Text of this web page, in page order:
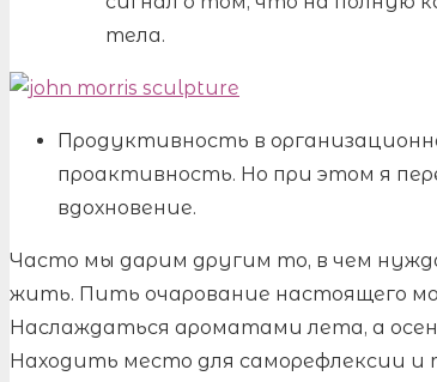
тела.
Продуктивность в
проактивность. Но при этом я
вдохновение.
Часто мы дарим другим то, в чем
жить. Пить очарование настоящего
Наслаждаться ароматами лета, а
Находить место для саморефлексии и